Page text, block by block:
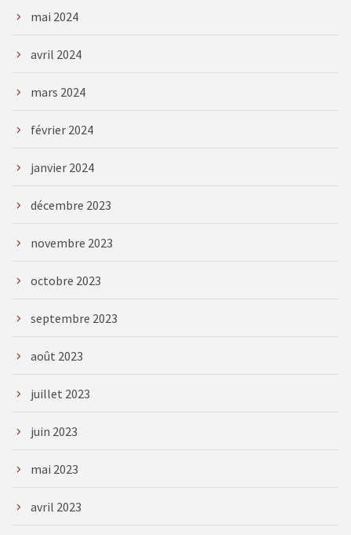
mai 2024
avril 2024
mars 2024
février 2024
janvier 2024
décembre 2023
novembre 2023
octobre 2023
septembre 2023
août 2023
juillet 2023
juin 2023
mai 2023
avril 2023